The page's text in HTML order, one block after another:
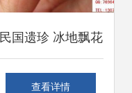
民国遗珍 冰地飘花
福禄双全翡翠勒子
查看详情